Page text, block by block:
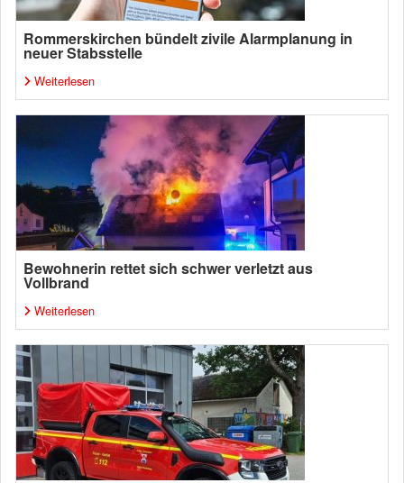
Rommerskirchen bündelt zivile Alarmplanung in
neuer Stabsstelle
Weiterlesen
Bewohnerin rettet sich schwer verletzt aus
Vollbrand
Weiterlesen